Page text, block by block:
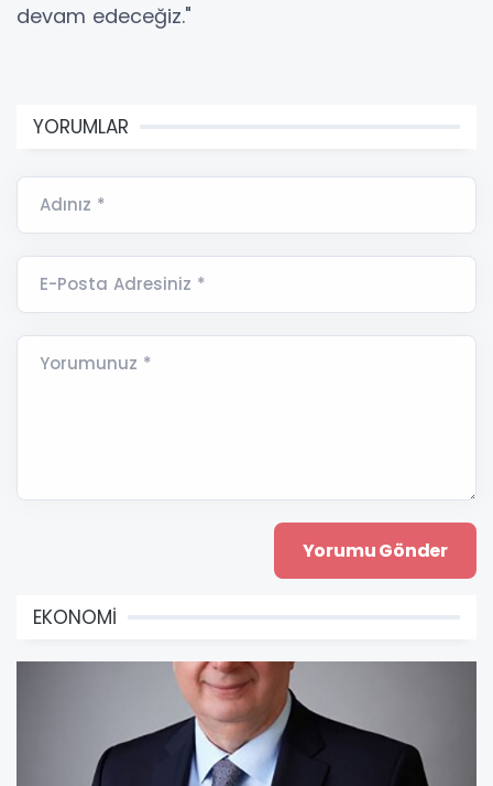
devam edeceğiz."
YORUMLAR
Adınız *
E-Posta Adresiniz *
Yorumunuz *
EKONOMİ